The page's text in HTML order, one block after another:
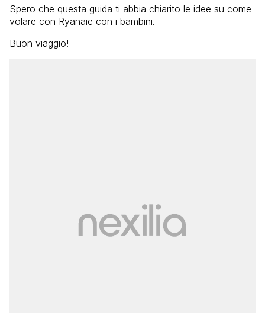
Spero che questa guida ti abbia chiarito le idee su come
volare con Ryanaie con i bambini.
Buon viaggio!